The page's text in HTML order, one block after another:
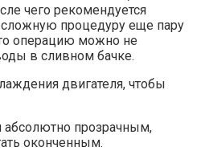
чего рекомендуется
сложную процедуру еще пару
операцию можно не
в сливном бачке.
абсолютно прозрачным,
оконченным.